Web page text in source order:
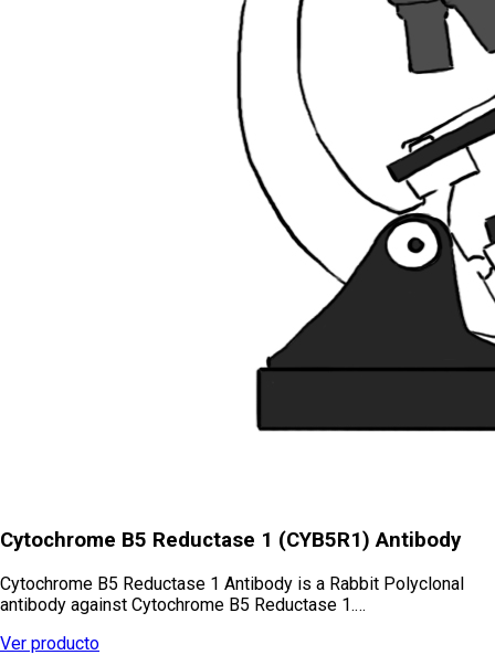
Cytochrome B5 Reductase 1 (CYB5R1) Antibody
Cytochrome B5 Reductase 1 Antibody is a Rabbit Polyclonal
antibody against Cytochrome B5 Reductase 1.…
Ver producto